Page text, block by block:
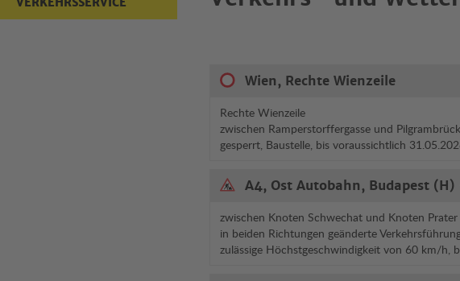
Wien, Rechte Wienzeile
Rechte Wienzeile
zwischen Ramperstorffergasse und
gesperrt, Baustelle, bis voraussichtlich
A4, Ost Autobahn, Budapest (H)
zwischen Knoten Schwechat und Knoten Prater
in beiden Richtungen geänderte
zulässige Höchstgeschwindigkeit von 60 km/h,